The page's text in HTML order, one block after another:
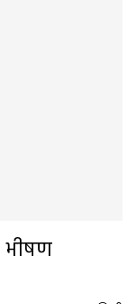
भीषण